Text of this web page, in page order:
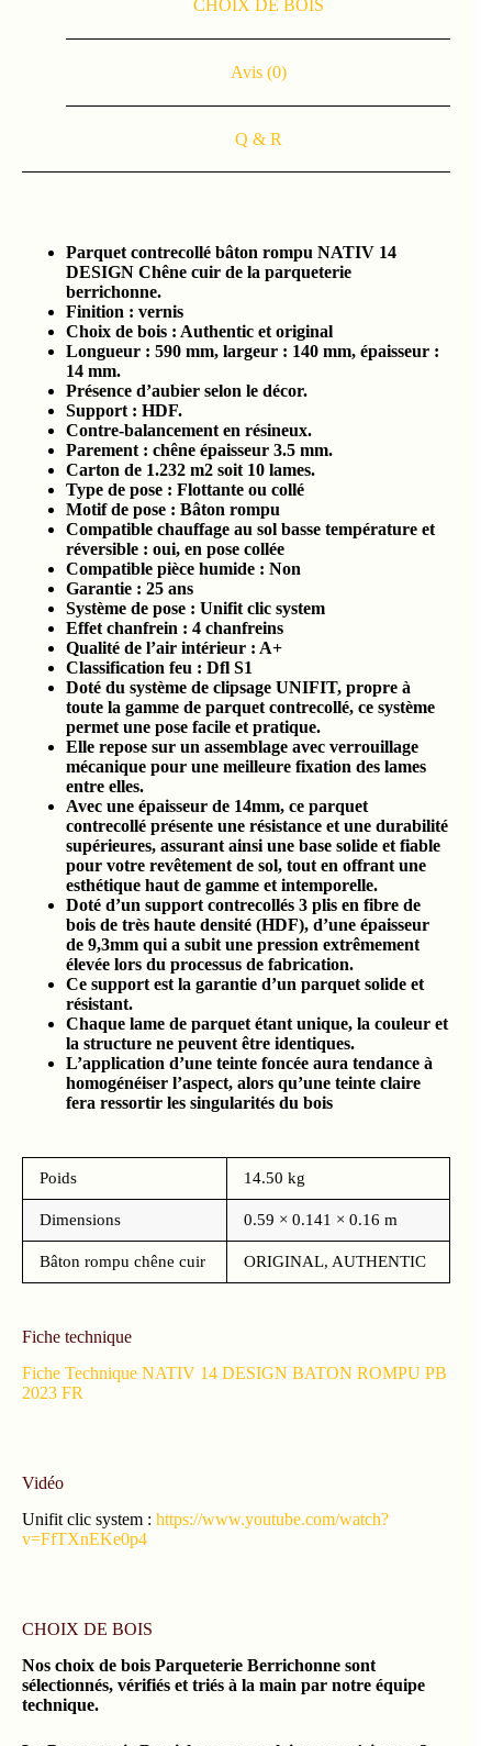
CHOIX DE BOIS
Avis (0)
Q & R
Parquet contrecollé bâton rompu NATIV 14
DESIGN Chêne cuir de la parqueterie
berrichonne.
Finition : vernis
Choix de bois : Authentic et original
Longueur : 590 mm, largeur : 140 mm, épaisseur :
14 mm.
Présence d’aubier selon le décor.
Support : HDF.
Contre-balancement en résineux.
Parement : chêne épaisseur 3.5 mm.
Carton de 1.232 m2 soit 10 lames.
Type de pose : Flottante ou collé
Motif de pose : Bâton rompu
Compatible chauffage au sol basse température et
réversible : oui, en pose collée
Compatible pièce humide : Non
Garantie : 25 ans
Système de pose : Unifit clic system
Effet chanfrein : 4 chanfreins
Qualité de l’air intérieur : A+
Classification feu : Dfl S1
Doté du système de clipsage UNIFIT, propre à
toute la gamme de parquet contrecollé, ce système
permet une pose facile et pratique.
Elle repose sur un assemblage avec verrouillage
mécanique pour une meilleure fixation des lames
entre elles.
Avec une épaisseur de 14mm, ce parquet
contrecollé présente une résistance et une durabilité
supérieures, assurant ainsi une base solide et fiable
pour votre revêtement de sol, tout en offrant une
esthétique haut de gamme et intemporelle.
Doté d’un support contrecollés 3 plis en fibre de
bois de très haute densité (HDF), d’une épaisseur
de 9,3mm qui a subit une pression extrêmement
élevée lors du processus de fabrication.
Ce support est la garantie d’un parquet solide et
résistant.
Chaque lame de parquet étant unique, la couleur et
la structure ne peuvent être identiques.
L’application d’une teinte foncée aura tendance à
homogénéiser l’aspect, alors qu’une teinte claire
fera ressortir les singularités du bois
Poids 14.50 kg
Dimensions 0.59 × 0.141 × 0.16 m
Bâton rompu chêne cuir ORIGINAL, AUTHENTIC
Fiche technique
Fiche Technique NATIV 14 DESIGN BATON ROMPU PB
2023 FR
Vidéo
Unifit clic system : https://www.youtube.com/watch?
v=FfTXnEKe0p4
CHOIX DE BOIS
Nos choix de bois Parqueterie Berrichonne sont
sélectionnés, vérifiés et triés à la main par notre équipe
technique.